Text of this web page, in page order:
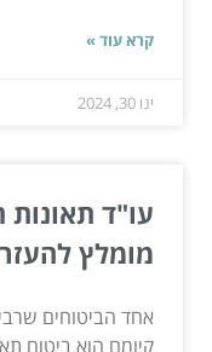
קרא עוד »
ינו 30, 2024
עו"ד
מומלץ
אחד הביטוחים
קיומם הוא ביטוח